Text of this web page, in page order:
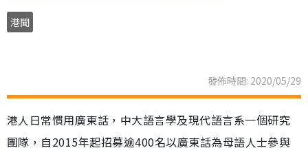
港聞
發佈時間: 2020/05/29
港人日常慣用廣東話，中大語言學及現代語言系一個研究
團隊，自2015年起招募逾400名以廣東話為母語人士參與